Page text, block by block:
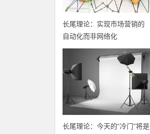
长尾理论：实现市场营销的
自动化而非网络化
长尾理论：今天的“冷门”将是